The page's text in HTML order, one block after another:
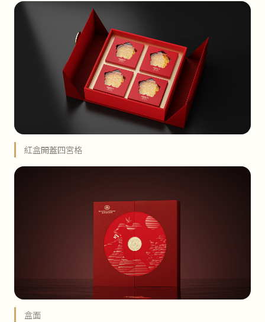
紅盒開蓋四宮格
盒面